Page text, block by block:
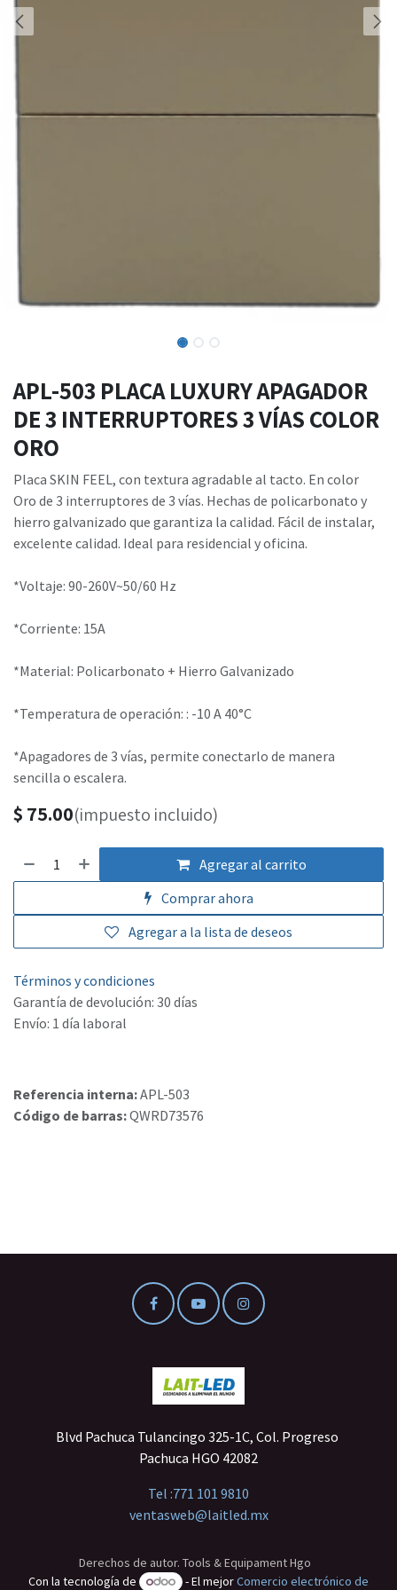
APL-503 PLACA LUXURY APAGADOR
DE 3 INTERRUPTORES 3 VÍAS COLOR
ORO
Placa SKIN FEEL, con textura agradable al tacto. En color
Oro de 3 interruptores de 3 vías. Hechas de policarbonato y
hierro galvanizado que garantiza la calidad. Fácil de instalar,
excelente calidad. Ideal para residencial y oficina.
*Voltaje: 90-260V~50/60 Hz
*Corriente: 15A
*Material: Policarbonato + Hierro Galvanizado
*Temperatura de operación: : -10 A 40°C
*Apagadores de 3 vías, permite conectarlo de manera
sencilla o escalera.
$ 75.00(impuesto incluido)
Agregar al carrito
Comprar ahora
Agregar a la lista de deseos
Términos y condiciones
Garantía de devolución: 30 días
Envío: 1 día laboral
Referencia interna:APL-503
Código de barras:QWRD73576
Blvd Pachuca Tulancingo 325-1C, Col. Progreso
Pachuca HGO 42082
Tel :771 101 9810
ventasweb@laitled.mx
Derechos de autor. Tools & Equipament Hgo
Con la tecnología de
- El mejorComercio electrónico de